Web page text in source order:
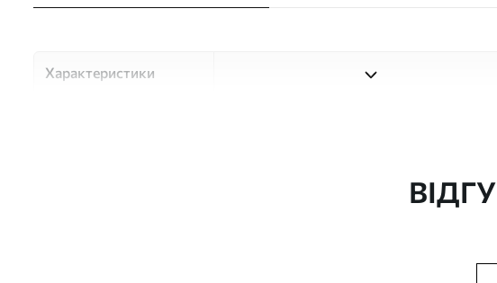
Характеристики